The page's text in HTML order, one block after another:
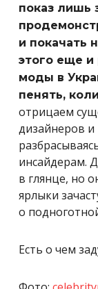
показ лишь
и покачать
этого еще и
моды в
пенять,
отрицаем
дизайнеров и
инсайдерам.
в глянце, но
ярлыки
о
Есть о чем